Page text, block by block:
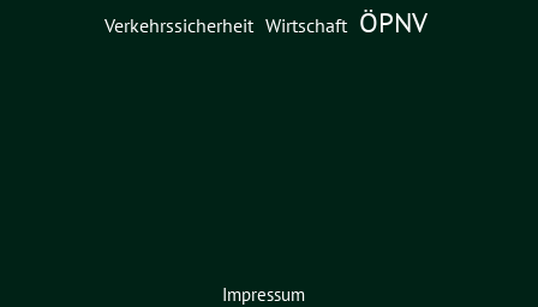
Verkehrssicherheit Wirtschaft ÖPNV
Impressum